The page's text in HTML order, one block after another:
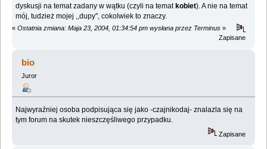
dyskusji na temat zadany w wątku (czyli na temat kobiet). A nie na temat
mój, tudzież mojej ,,dupy'', cokolwiek to znaczy.
« Ostatnia zmiana: Maja 23, 2004, 01:34:54 pm wysłana przez Terminus »
Zapisane
bio
Juror
Najwyraźniej osoba podpisująca się jako -czajnikodaj- znalazla się na
tym forum na skutek nieszczęśliwego przypadku.
Zapisane